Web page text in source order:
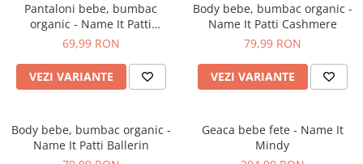
Pantaloni bebe, bumbac
organic - Name It Patti
Ballerin
69,99 RON
VEZI VARIANTE
Body bebe, bumbac organic -
Name It Patti Cashmere
79,99 RON
VEZI VARIANTE
Body bebe, bumbac organic -
Name It Patti Ballerin
Geaca bebe fete - Name It
Mindy